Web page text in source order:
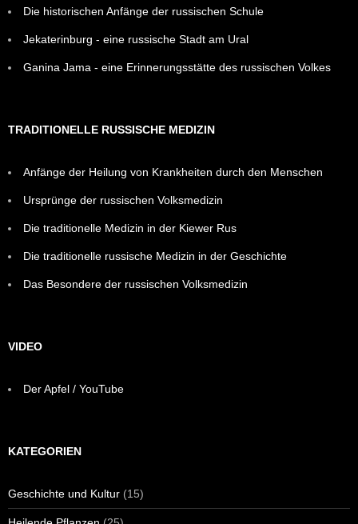
Die historischen Anfänge der russischen Schule
Jekaterinburg - eine russische Stadt am Ural
Ganina Jama - eine Erinnerungsstätte des russischen Volkes
TRADITIONELLE RUSSISCHE MEDIZIN
Anfänge der Heilung von Krankheiten durch den Menschen
Ursprünge der russischen Volksmedizin
Die traditionelle Medizin in der Kiewer Rus
Die traditionelle russische Medizin in der Geschichte
Das Besondere der russischen Volksmedizin
VIDEO
Der Apfel / YouTube
KATEGORIEN
Geschichte und Kultur (15)